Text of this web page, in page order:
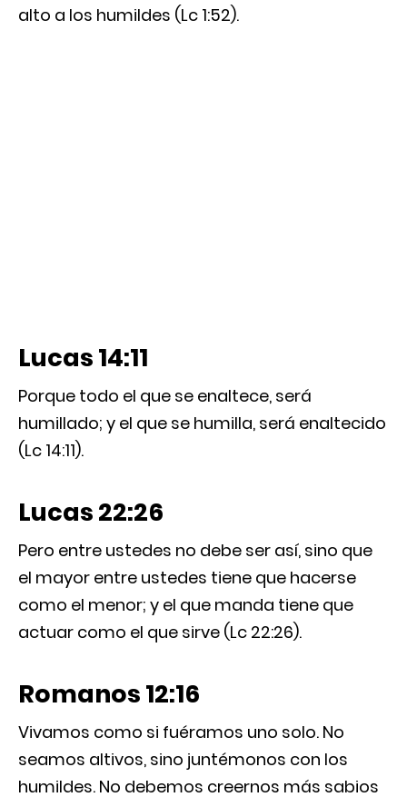
alto a los humildes (Lc 1:52).
Lucas 14:11
Porque todo el que se enaltece, será
humillado; y el que se humilla, será enaltecido
(Lc 14:11).
Lucas 22:26
Pero entre ustedes no debe ser así, sino que
el mayor entre ustedes tiene que hacerse
como el menor; y el que manda tiene que
actuar como el que sirve (Lc 22:26).
Romanos 12:16
Vivamos como si fuéramos uno solo. No
seamos altivos, sino juntémonos con los
humildes. No debemos creernos más sabios